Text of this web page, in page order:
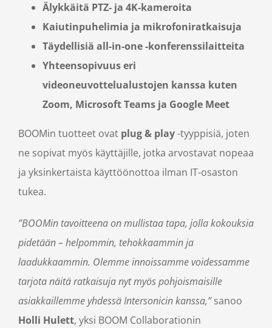
Älykkäitä PTZ- ja 4K-kameroita
Kaiutinpuhelimia ja mikrofoniratkaisuja
Täydellisiä all-in-one -konferenssilaitteita
Yhteensopivuus eri
videoneuvottelualustojen kanssa kuten
Zoom, Microsoft Teams ja Google Meet
BOOMin tuotteet ovat plug & play-tyyppisiä, joten
ne sopivat myös käyttäjille, jotka arvostavat nopeaa
ja yksinkertaista käyttöönottoa ilman IT-osaston
tukea.
”BOOMin tavoitteena on mullistaa tapa, jolla kokouksia
pidetään – helpommin, tehokkaammin ja
laadukkaammin. Olemme innoissamme voidessamme
tarjota näitä ratkaisuja nyt myös pohjoismaisille
asiakkaillemme yhdessä Intersonicin kanssa,”sanoo
Holli Hulett, yksi BOOM Collaborationin